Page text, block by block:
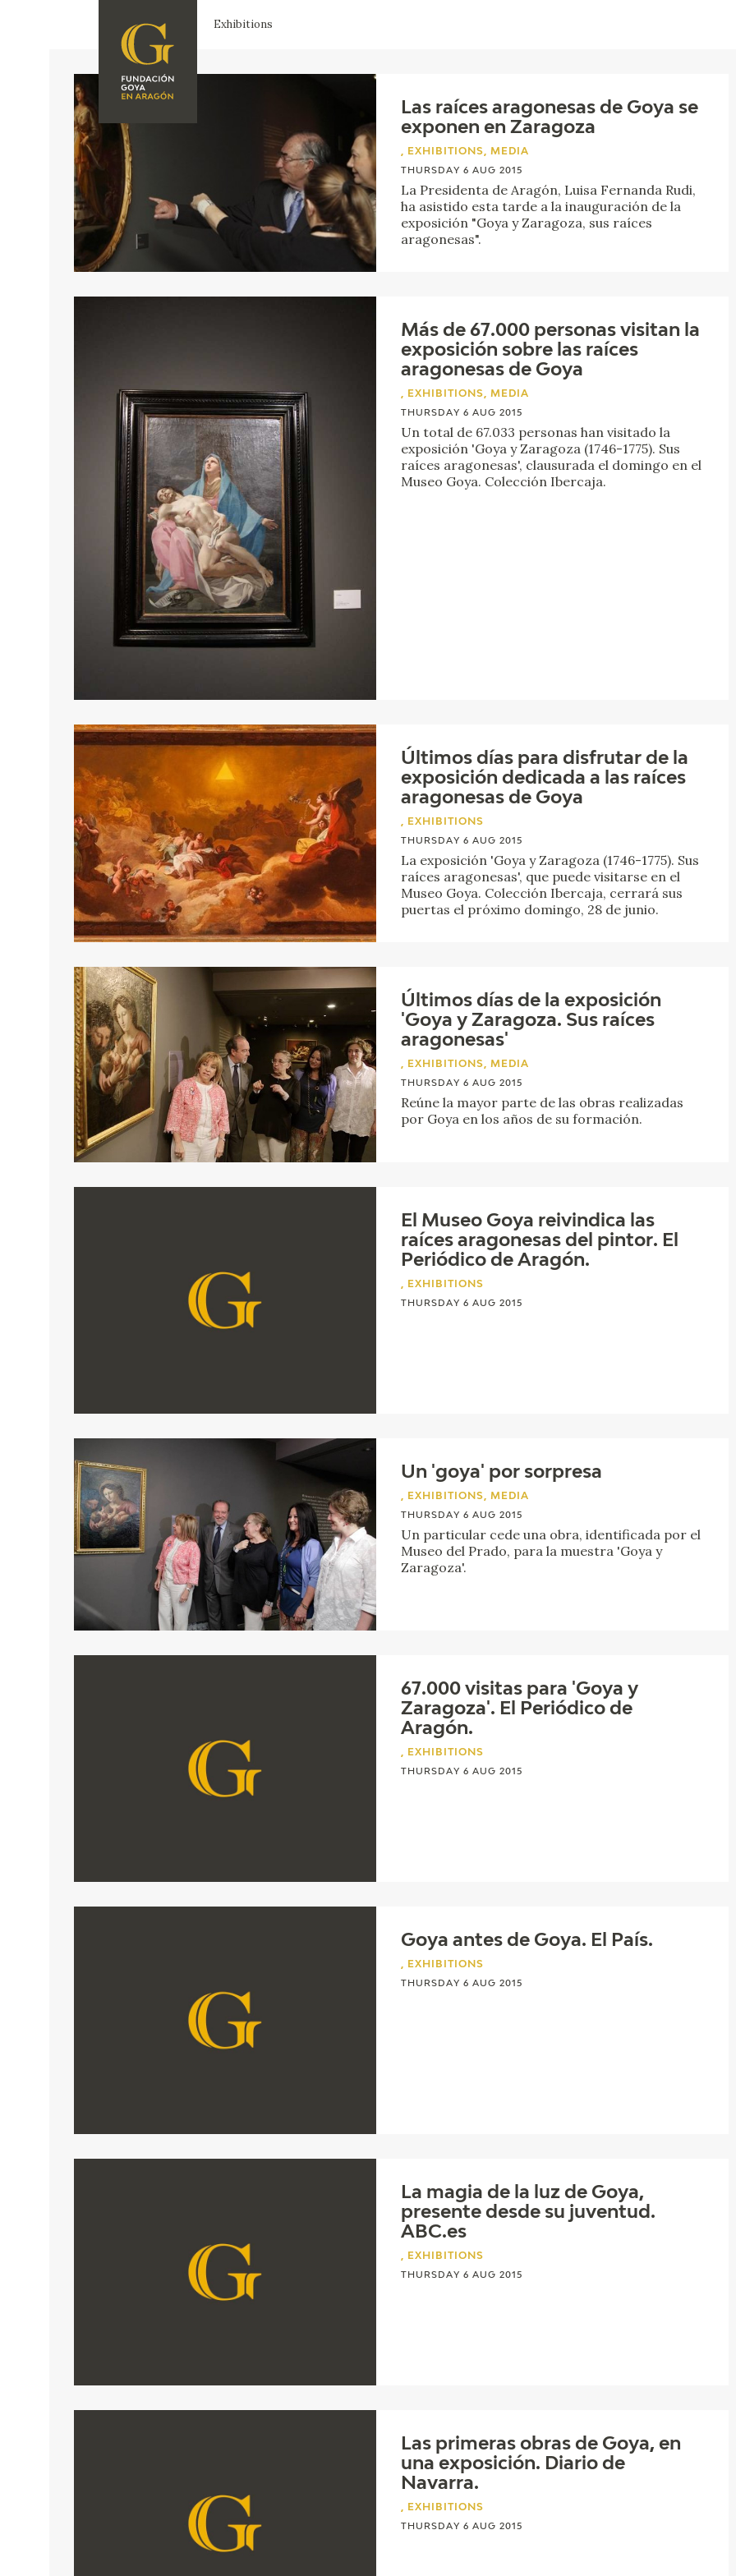
FOUNDATION
QUIENES
SOMOS
CIDG
CORPORATE
ACTION
SEDE
ACTIVIDADES
ACTUALIDAD
EL VIAJE DE GOYA
PREMIO ARAGÓN
GOYA
PUBLICACIONES
Exhibitions
Las raíces aragonesas de Goya se
exponen en Zaragoza
, EXHIBITIONS, MEDIA
THURSDAY 6 AUG 2015
La Presidenta de Aragón, Luisa Fernanda Rudi,
ha asistido esta tarde a la inauguración de la
exposición "Goya y Zaragoza, sus raíces
aragonesas".
Más de 67.000 personas visitan la
exposición sobre las raíces
aragonesas de Goya
, EXHIBITIONS, MEDIA
THURSDAY 6 AUG 2015
Un total de 67.033 personas han visitado la
exposición 'Goya y Zaragoza (1746-1775). Sus
raíces aragonesas', clausurada el domingo en el
Museo Goya. Colección Ibercaja.
Últimos días para disfrutar de la
exposición dedicada a las raíces
aragonesas de Goya
, EXHIBITIONS
THURSDAY 6 AUG 2015
La exposición 'Goya y Zaragoza (1746-1775). Sus
raíces aragonesas', que puede visitarse en el
Museo Goya. Colección Ibercaja, cerrará sus
puertas el próximo domingo, 28 de junio.
Últimos días de la exposición
'Goya y Zaragoza. Sus raíces
aragonesas'
, EXHIBITIONS, MEDIA
THURSDAY 6 AUG 2015
Reúne la mayor parte de las obras realizadas
por Goya en los años de su formación.
El Museo Goya reivindica las
raíces aragonesas del pintor. El
Periódico de Aragón.
, EXHIBITIONS
THURSDAY 6 AUG 2015
Un 'goya' por sorpresa
, EXHIBITIONS, MEDIA
THURSDAY 6 AUG 2015
Un particular cede una obra, identificada por el
Museo del Prado, para la muestra 'Goya y
Zaragoza'.
67.000 visitas para 'Goya y
Zaragoza'. El Periódico de
Aragón.
, EXHIBITIONS
THURSDAY 6 AUG 2015
Goya antes de Goya. El País.
, EXHIBITIONS
THURSDAY 6 AUG 2015
La magia de la luz de Goya,
presente desde su juventud.
ABC.es
, EXHIBITIONS
THURSDAY 6 AUG 2015
Las primeras obras de Goya, en
una exposición. Diario de
Navarra.
, EXHIBITIONS
THURSDAY 6 AUG 2015